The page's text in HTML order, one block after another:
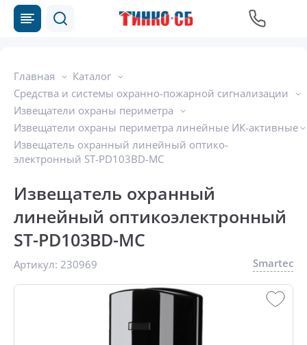
Главная
Каталог
Средства и системы охранно-пожарной сигнализации
Извещатели охраны периметра
Извещатели охраны периметра линейные ИК-активные
Извещатель охранный линейный оптико-
электронный ST-PD103BD-MC
Извещатель охранный
линейный оптикоэлектронный
ST-PD103BD-MC
Артикул: 230969 Smartec